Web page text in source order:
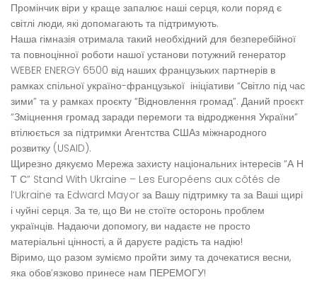
Промінчик віри у краще запалює наші серця, коли поряд є
світлі люди, які допомагають та підтримують.
Наша гімназія отримала такий необхідний для безперебійної
та повноцінної роботи нашої установи потужний генератор
WEBER ENERGY 6500 від наших французьких партнерів в
рамках спільної україно-французької ініціативи “Світло під час
зими” та у рамках проєкту “Відновлення громад”. Даний проєкт
“Зміцнення громад заради перемоги та відродження України”
втілюється за підтримки Агентства СШАз міжнародного
розвитку (USAID).
Щирезно дякуємо Мережа захисту національних інтересів “А Н
Т С” Stand With Ukraine – Les Européens aux côtés de
l’Ukraine та Edward Mayor за Вашу підтримку та за Ваші щирі
і чуйні серця. За те, що Ви не стоїте осторонь проблем
українців. Надаючи допомогу, ви надаєте не просто
матеріальні цінності, а й даруєте радість та надію!
Віримо, що разом зуміємо пройти зиму та дочекатися весни,
яка обов’язково принесе нам ПЕРЕМОГУ!